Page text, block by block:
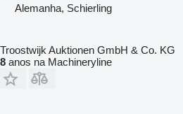
Alemanha, Schierling
Troostwijk Auktionen GmbH & Co. KG
8 anos na Machineryline